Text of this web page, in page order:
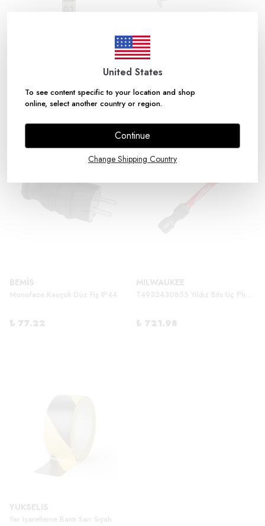
United States
To see content specific to your location and shop
online, select another country or region.
Continue
Change Shipping Country
Silikon Genel Amaçlı Şeffaf 280 Gr
₺ 78.00
FISCO
₺ 360.00
BEMİS
Monofaze Kauçuk Düz Fiş IP44
₺ 77.22
MILWAUKEE
₺ 721.98
YUKSELIS
Yer Işaretleme Bantı Sarı Siyah